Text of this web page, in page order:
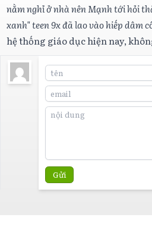
nằm nghỉ ở nhà nên Mạnh tới hỏi
xanh" teen 9x đã lao vào hiếp dâm
hệ thống giáo dục hiện nay,
Gửi